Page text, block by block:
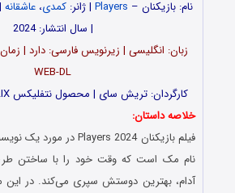
نام: بازیکنان – Players | ژانر: کمدی، عاشقانه
| سال انتشار: 2024
WEB-DL
کارگردان: تریش سای | محصول نتفلیکس NETFLIX | امتیاز: 5.6
خلاصه داستان:
فیلم بازیکنان Players 2024 در مورد یک نویسنده مطالب
نام مک است که وقت خود را با ساختن
آدام، بهترین دوستش سپری می‌کند. در این